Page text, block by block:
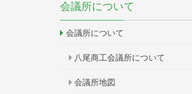
会議所について
会議所について
八尾商工会議所について
会議所地図